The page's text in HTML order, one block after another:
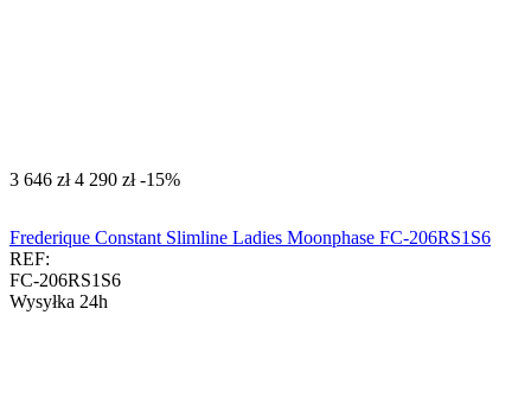
‍3 646‍ zł ‍4 290‍ zł -15%
Frederique Constant Slimline Ladies Moonphase FC-206RS1S6
REF:
FC-206RS1S6
Wysyłka 24h